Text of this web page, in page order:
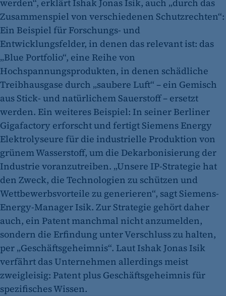
werden“, erklärt Ishak Jonas Isik, auch „durch das
Zusammenspiel von verschiedenen Schutzrechten“:
Ein Beispiel für Forschungs- und
Entwicklungsfelder, in denen das relevant ist: das
„Blue Portfolio“, eine Reihe von
Hochspannungsprodukten, in denen schädliche
Treibhausgase durch „saubere Luft“ – ein Gemisch
aus Stick- und natürlichem Sauerstoff – ersetzt
werden. Ein weiteres Beispiel: In seiner Berliner
Gigafactory erforscht und fertigt Siemens Energy
Elektrolyseure für die industrielle Produktion von
grünem Wasserstoff, um die Dekarbonisierung der
Industrie voranzutreiben. „Unsere IP-Strategie hat
den Zweck, die Technologien zu schützen und
Wettbewerbsvorteile zu generieren“, sagt Siemens-
Energy-Manager Isik. Zur Strategie gehört daher
auch, ein Patent manchmal nicht anzumelden,
sondern die Erfindung unter Verschluss zu halten,
per „Geschäftsgeheimnis“. Laut Ishak Jonas Isik
verfährt das Unternehmen allerdings meist
zweigleisig: Patent plus Geschäftsgeheimnis für
spezifisches Wissen.